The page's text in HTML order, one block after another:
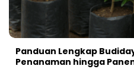
Panduan Lengkap
Penanaman hingga